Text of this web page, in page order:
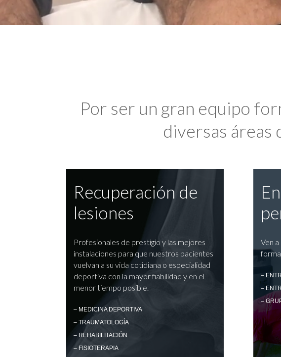
Por ser un gran equipo
diversas áreas
Recuperación de
lesiones
Profesionales de prestigio y las mejores
instalaciones para que nuestros pacientes
vuelvan a su vida cotidiana o especialidad
deportiva con la mayor fiabilidad y en el
menor tiempo posible.
– MEDICINA DEPORTIVA
– TRAUMATOLOGÍA
– REHABILITACIÓN
– FISIOTERAPIA
Ven
–
–
–